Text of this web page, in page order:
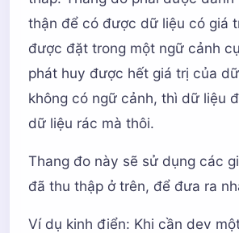
thận để có được dữ liệu có giá
được đặt trong một ngữ cảnh
phát huy được hết giá trị của
không có ngữ cảnh, thì dữ liệu
dữ liệu rác mà thôi.
Thang đo này sẽ sử dụng các
đã thu thập ở trên, để đưa ra
Ví dụ kinh điển: Khi cần dev